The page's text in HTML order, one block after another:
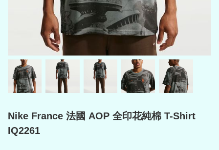
Nike France 法國 AOP 全印花純棉 T-Shirt
IQ2261